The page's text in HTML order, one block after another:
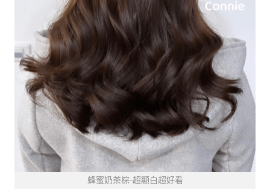
蜂蜜奶茶棕-超顯白超好看